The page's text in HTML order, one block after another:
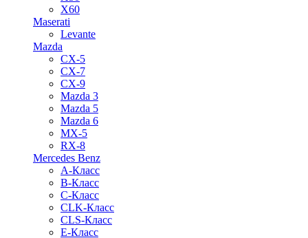
X60
Maserati
Levante
Mazda
CX-5
CX-7
CX-9
Mazda 3
Mazda 5
Mazda 6
MX-5
RX-8
Mercedes Benz
A-Класс
B-Класс
C-Класс
CLK-Класс
CLS-Класс
E-Класс